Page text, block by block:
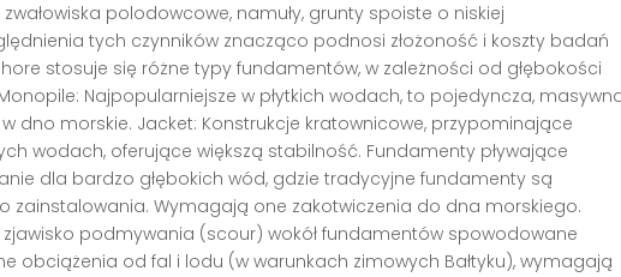
polodowcowe, namuły, grunty spoiste o niskiej
tych czynników znacząco podnosi złożoność i koszty badań
stosuje się różne typy fundamentów, w zależności od głębokości
Najpopularniejsze w płytkich wodach, to pojedyncza,
dno morskie. Jacket: Konstrukcje kratownicowe, przypominające
wodach, oferujące większą stabilność. Fundamenty pływające
dla bardzo głębokich wód, gdzie tradycyjne fundamenty są
zainstalowania. Wymagają one zakotwiczenia do dna morskiego.
zjawisko podmywania (scour) wokół fundamentów spowodowane
obciążenia od fal i lodu (w warunkach zimowych Bałtyku), wymagają